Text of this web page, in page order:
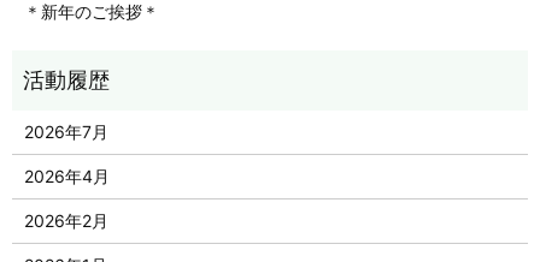
＊新年のご挨拶＊
2026年7月
2026年4月
2026年2月